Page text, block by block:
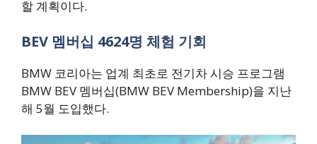
할 계획이다.
BEV 멤버십 4624명 체험 기회
BMW 코리아는 업계 최초로 전기차 시승 프로그램
BMW BEV 멤버십(BMW BEV Membership)을 지난
해 5월 도입했다.